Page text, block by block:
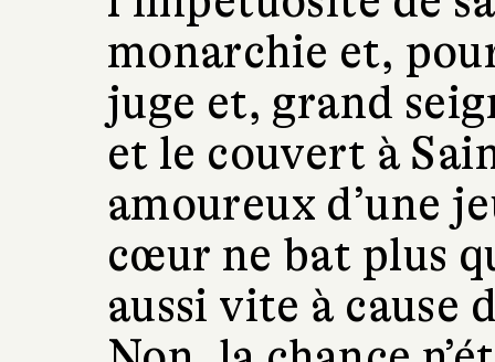
monarchie et,
juge et, grand
et le couvert à
amoureux d’une
cœur ne bat plus
aussi vite à cause